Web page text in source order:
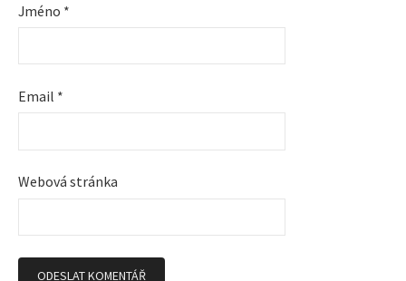
p
ř
í
s
p
ě
Jméno *
Email *
Webová stránka